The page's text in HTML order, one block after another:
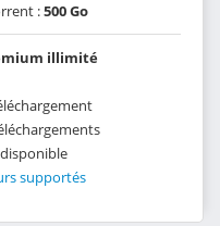
:500 Go
illimité
supportés